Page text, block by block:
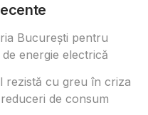
București pentru
energie electrică
rezistă cu greu în criza
de consum